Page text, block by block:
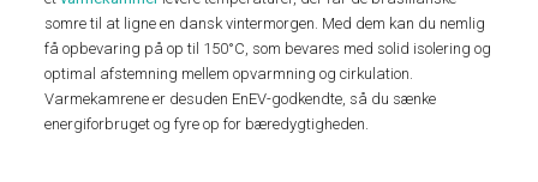
somre til at ligne en dansk vintermorgen. Med dem kan du nemlig
få opbevaring på op til 150°C, som bevares med solid isolering og
optimal afstemning mellem opvarmning og cirkulation.
Varmekamrene er desuden EnEV-godkendte, så du sænke
energiforbruget og fyre op for bæredygtigheden.